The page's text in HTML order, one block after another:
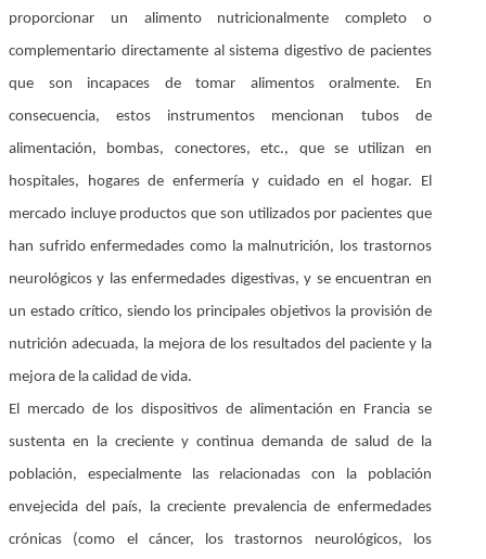
proporcionar un alimento nutricionalmente completo o
complementario directamente al sistema digestivo de pacientes
que son incapaces de tomar alimentos oralmente. En
consecuencia, estos instrumentos mencionan tubos de
alimentación, bombas, conectores, etc., que se utilizan en
hospitales, hogares de enfermería y cuidado en el hogar. El
mercado incluye productos que son utilizados por pacientes que
han sufrido enfermedades como la malnutrición, los trastornos
neurológicos y las enfermedades digestivas, y se encuentran en
un estado crítico, siendo los principales objetivos la provisión de
nutrición adecuada, la mejora de los resultados del paciente y la
mejora de la calidad de vida.
El mercado de los dispositivos de alimentación en Francia se
sustenta en la creciente y continua demanda de salud de la
población, especialmente las relacionadas con la población
envejecida del país, la creciente prevalencia de enfermedades
crónicas (como el cáncer, los trastornos neurológicos, los